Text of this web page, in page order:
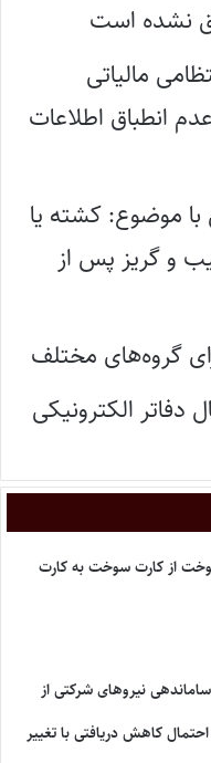
نشده است
مالیاتی
انطباق اطلاعات
موضوع: کشته یا
و گریز پس از
گروه‌های مختلف
الکترونیکی
از کارت سوخت به کارت
نیروهای شرکتی از
کاهش دریافتی با تغییر